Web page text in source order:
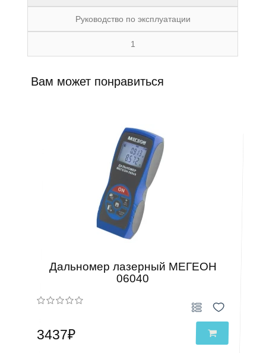
Руководство по эксплуатации
1
Вам может понравиться
Дальномер лазерный МЕГЕОН
06040
3437₽